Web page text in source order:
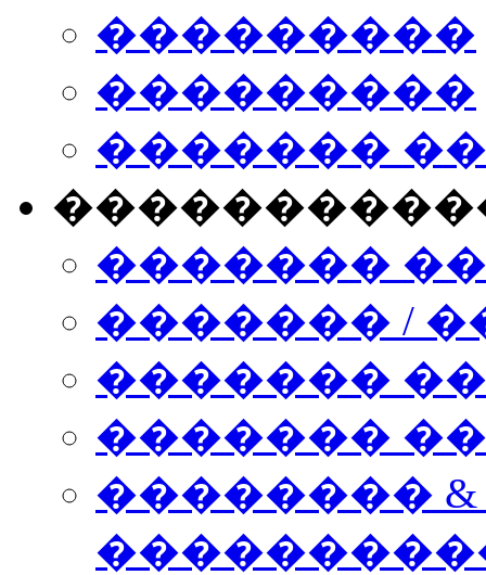
���������
���������
�������
�������
������� /
�������
������� ���
��������